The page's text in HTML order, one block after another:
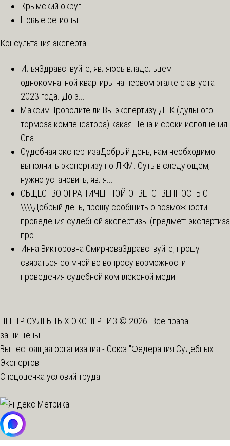
Крымский округ
Новые регионы
Консультация эксперта
ИльяЗдравствуйте, являюсь владельцем
однокомнатной квартиры на первом этаже с августа
2023 года. До э...
МаксимПроводите ли Вы экспертизу ДТК (дульного
тормоза компенсатора) какая Цена и сроки исполнения.
Спа...
Судебная экспертизаДобрый день, нам необходимо
выполнить экспертизу по ЛКМ. Суть в следующем,
нужно установить, явля...
ОБЩЕСТВО ОГРАНИЧЕННОЙ ОТВЕТСТВЕННОСТЬЮ
\\\\Добрый день, прошу сообщить о возможности
проведения судебной экспертизы (предмет: экспертиза
про...
Инна Викторовна СмирноваЗдравствуйте, прошу
связаться со мной во вопросу возможности
проведения судебной комплексной меди...
ЦЕНТР СУДЕБНЫХ ЭКСПЕРТИЗ © 2026. Все права
защищены
Вышестоящая организация - Союз "Федерация Судебных
Экспертов"
Спецоценка условий труда